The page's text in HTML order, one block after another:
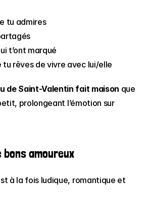
tu admires
t’ont marqué
tu rêves de vivre avec lui/elle
de Saint-Valentin fait maison que
prolongeant l’émotion sur
amoureux
à la fois ludique, romantique et